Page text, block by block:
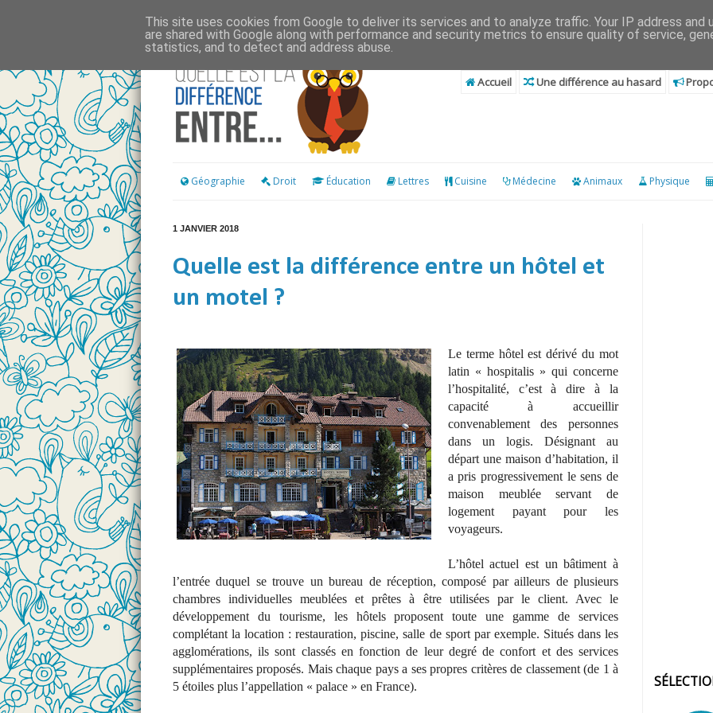
Accueil Une différence au hasard
Géographie Droit Éducation Lettres Cuisine Médecine Animaux Physique
1 JANVIER 2018
Quelle est la différence entre un hôtel et
un motel ?
Le terme hôtel est dérivé du mot
latin « hospitalis » qui concerne
l’hospitalité, c’est à dire à la
capacité à accueillir
convenablement des personnes
dans un logis. Désignant au
départ une maison d’habitation, il
a pris progressivement le sens de
maison meublée servant de
logement payant pour les
voyageurs.
L’hôtel actuel est un bâtiment à
l’entrée duquel se trouve un bureau de réception, composé par ailleurs de plusieurs
chambres individuelles meublées et prêtes à être utilisées par le client. Avec le
développement du tourisme, les hôtels proposent toute une gamme de services
complétant la location : restauration, piscine, salle de sport par exemple. Situés dans les
agglomérations, ils sont classés en fonction de leur degré de confort et des services
supplémentaires proposés. Mais chaque pays a ses propres critères de classement (de 1 à
5 étoiles plus l’appellation « palace » en France).
This site uses cookies from Google to deliver its services and to analyze traffic. Your IP address and
are shared with Google along with performance and security metrics to ensure quality of service,
statistics, and to detect and address abuse.